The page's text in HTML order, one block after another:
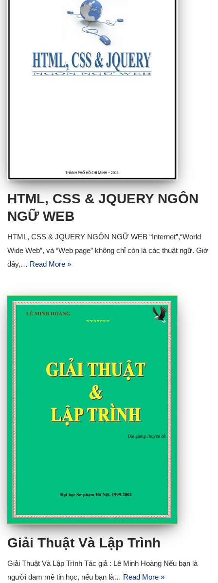
HTML, CSS & JQUERY NGÔN
NGỮ WEB
HTML, CSS & JQUERY NGÔN NGỮ WEB “Internet”,“World
Wide Web”, và “Web page” không chỉ còn là các thuật ngữ. Giờ
đây,… Read More »
Giải Thuật Và Lập Trình
Giải Thuật Và Lập Trình Tác giả : Lê Minh Hoàng Nếu bạn là
người đam mê tin học, nếu bạn là… Read More »